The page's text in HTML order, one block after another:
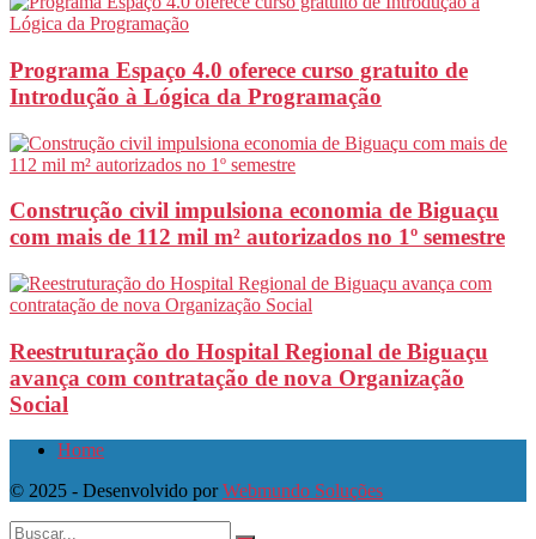
Programa Espaço 4.0 oferece curso gratuito de
Introdução à Lógica da Programação
Construção civil impulsiona economia de Biguaçu
com mais de 112 mil m² autorizados no 1º semestre
Reestruturação do Hospital Regional de Biguaçu
avança com contratação de nova Organização
Social
Home
© 2025 - Desenvolvido porWebmundo Soluções